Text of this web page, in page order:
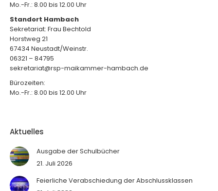
Mo.-Fr.: 8.00 bis 12.00 Uhr
Standort Hambach
Sekretariat: Frau Bechtold
Horstweg 21
67434 Neustadt/Weinstr.
06321 – 84795
sekretariat@rsp-maikammer-hambach.de
Bürozeiten:
Mo.-Fr.: 8.00 bis 12.00 Uhr
Aktuelles
Ausgabe der Schulbücher
21. Juli 2026
Feierliche Verabschiedung der Abschlussklassen